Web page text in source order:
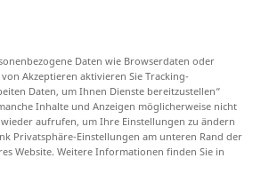
Daten wie Browserdaten oder
Akzeptieren aktivieren Sie Tracking-
Daten, um Ihnen Dienste bereitzustellen“
Inhalte und Anzeigen möglicherweise nicht
aufrufen, um Ihre Einstellungen zu ändern
Privatsphäre-Einstellungen am unteren Rand der
Website. Weitere Informationen finden Sie in